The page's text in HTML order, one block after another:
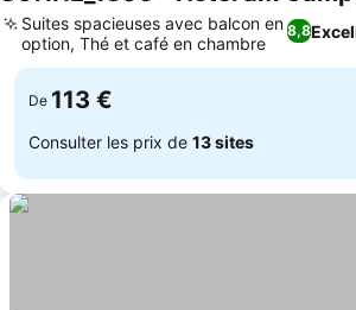
8,8
Suites spacieuses avec balcon en
option, Thé et café en chambre
De 113 €
Consulter les prix de 13 sites